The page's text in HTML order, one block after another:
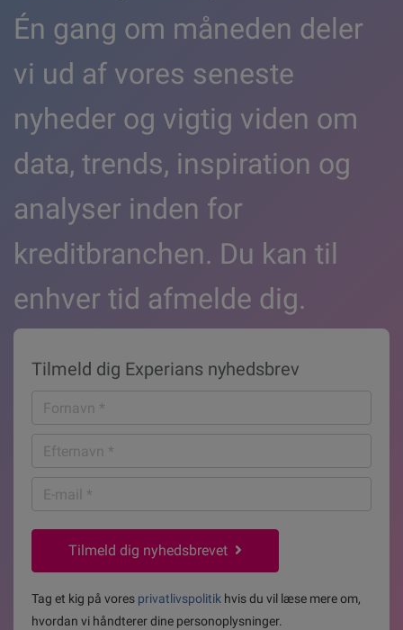
Én gang om måneden deler
vi ud af vores seneste
nyheder og vigtig viden om
data, trends, inspiration og
analyser inden for
kreditbranchen. Du kan til
enhver tid afmelde dig.
Tilmeld dig Experians nyhedsbrev
Fornavn
*
Efternavn
*
mail
*
Tilmeld dig nyhedsbrevet
Tag et kig på vores privatlivspolitik hvis du vil læse mere om,
hvordan vi håndterer dine personoplysninger.